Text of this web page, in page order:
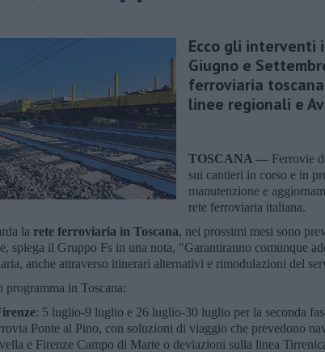
Ecco gli interventi
Giugno e
ferroviaria
linee regionali e Av
TOSCANA — Ferrovie
sui cantieri in corso e in
manutenzione e
rete ferroviaria italiana.
la rete ferroviaria in Toscana, nei prossimi mesi sono
spiega il Gruppo Fs in una nota, "Garantiranno comunque
anche attraverso itinerari alternativi e rimodulazioni del
programma in Toscana:
: 5 luglio-9 luglio e 26 luglio-30 luglio per la seconda
Ponte al Pino, con soluzioni di viaggio che prevedono
e Firenze Campo di Marte o deviazioni sulla linea